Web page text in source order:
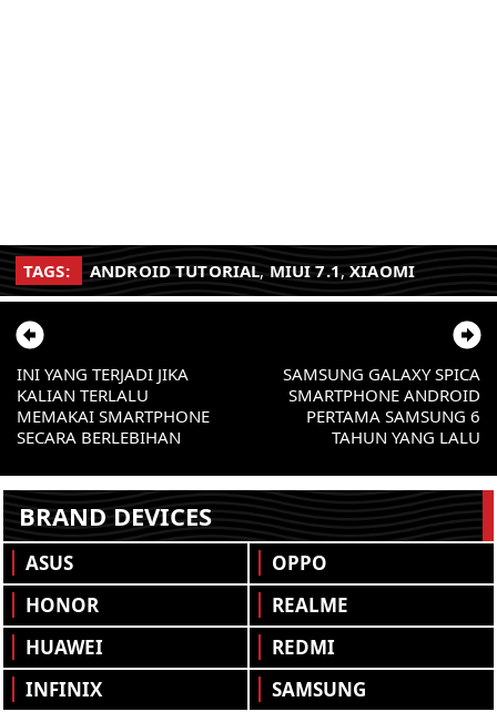
TAGS: ANDROID TUTORIAL, MIUI 7.1,XIAOMI
SAMSUNG GALAXY SPICA
SMARTPHONE ANDROID
PERTAMA SAMSUNG 6
TAHUN YANG LALU
INI YANG TERJADI JIKA
KALIAN TERLALU
MEMAKAI SMARTPHONE
SECARA BERLEBIHAN
BRAND DEVICES
ASUS
HONOR
HUAWEI
INFINIX
OPPO
REALME
REDMI
SAMSUNG